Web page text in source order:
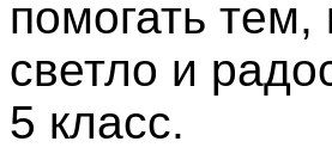
помогать
светло и
5 класс.